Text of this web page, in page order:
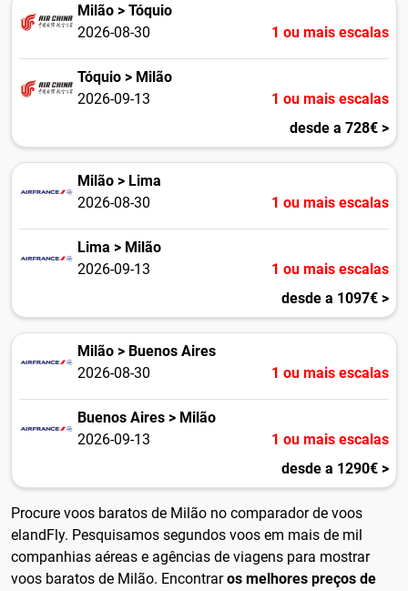
Milão > Tóquio
2026-08-30
1 ou mais escalas
Tóquio > Milão
2026-09-13
1 ou mais escalas
desde a 728€ >
Milão > Lima
2026-08-30
1 ou mais escalas
Lima > Milão
2026-09-13
1 ou mais escalas
desde a 1097€ >
Milão > Buenos Aires
2026-08-30
1 ou mais escalas
Buenos Aires > Milão
2026-09-13
1 ou mais escalas
desde a 1290€ >
Procure voos baratos de Milão no comparador de voos
elandFly. Pesquisamos segundos voos em mais de mil
companhias aéreas e agências de viagens para mostrar
voos baratos de Milão. Encontraros melhores preços de